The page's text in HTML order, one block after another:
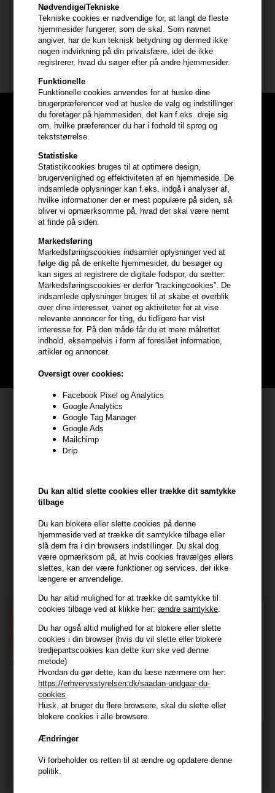
Nødvendige/Tekniske
Tekniske cookies er nødvendige for, at langt de fleste
hjemmesider fungerer, som de skal. Som navnet
angiver, har de kun teknisk betydning og dermed ikke
nogen indvirkning på din privatsfære, idet de ikke
registrerer, hvad du søger efter på andre hjemmesider.
Funktionelle
Funktionelle cookies anvendes for at huske dine
brugerpræferencer ved at huske de valg og indstillinger
du foretager på hjemmesiden, det kan f.eks. dreje sig
om, hvilke præferencer du har i forhold til sprog og
tekststørrelse.
Statistiske
Statistikcookies bruges til at optimere design,
brugervenlighed og effektiviteten af en hjemmeside. De
indsamlede oplysninger kan f.eks. indgå i analyser af,
hvilke informationer der er mest populære på siden, så
bliver vi opmærksomme på, hvad der skal være nemt
at finde på siden.
Markedsføring
Markedsføringscookies indsamler oplysninger ved at
følge dig på de enkelte hjemmesider, du besøger og
kan siges at registrere de digitale fodspor, du sætter.
Markedsføringscookies er derfor ”trackingcookies”. De
indsamlede oplysninger bruges til at skabe et overblik
over dine interesser, vaner og aktiviteter for at vise
relevante annoncer for ting, du tidligere har vist
interesse for. På den måde får du et mere målrettet
indhold, eksempelvis i form af foreslået information,
artikler og annoncer.
Oversigt over cookies:
Facebook Pixel og Analytics
Google Analytics
Google Tag Manager
Google Ads
Mailchimp
Drip
Du kan altid slette cookies eller trække dit samtykke
tilbage
Du kan blokere eller slette cookies på denne
hjemmeside ved at trække dit samtykke tilbage eller
slå dem fra i din browsers indstillinger. Du skal dog
være opmærksom på, at hvis cookies fravælges ellers
slettes, kan der være funktioner og services, der ikke
længere er anvendelige.
Du har altid mulighed for at trække dit samtykke til
cookies tilbage ved at klikke her:ændre samtykke.
Du har også altid mulighed for at blokere eller slette
cookies i din browser (hvis du vil slette eller blokere
tredjepartscookies kan dette kun ske ved denne
metode)
Hvordan du gør dette, kan du læse nærmere om her:
https://erhvervsstyrelsen.dk/saadan-undgaar-du-
cookies
Husk, at bruger du flere browsere, skal du slette eller
blokere cookies i alle browsere.
Ændringer
Vi forbeholder os retten til at ændre og opdatere denne
politik.
afhængigt af hudens tolerance - Skyl grundigt af med lunkent
vand - Brug 1-2 gange om ugen og husk at anvende
solbeskyttelse efterfølgende
Størrelse: 50ml.
Optjen5% bonuskronerpå
hele din ordre
Bliv helt gratis en del af vores kundeklub og optjen rabatter når du
handler
Kundeservice
Frisenborgvej 6A
kundeservice@hair247.dk
Tlf. 23839799 (hverdage 9-14)
Modtag tilbud mm
Tilmeld dig nyhedsbrev - du kan altid afmelde det igen.
TILMELD
ConsentJeg accepterer vilkår og betingelser.
Læs mere her
Husk at vi har
Gratis fragt til ved køb over 399 kr på udvalgte fragtformer
356 dages returret
Tilmeld dig nyhedsbrevet
Og modtag nyheder, eksklusive tilbud og rabatter